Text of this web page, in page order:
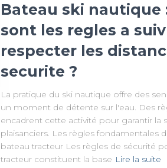
Bateau ski nautique
sont les regles a
respecter les
securite ?
La pratique du ski nautique offre des
un moment de détente sur l'eau. Des
encadrent cette activité pour garantir la
plaisanciers. Les règles fondamentales
bateau tracteur Les règles de sécurité
tracteur constituent la base Lire la suite